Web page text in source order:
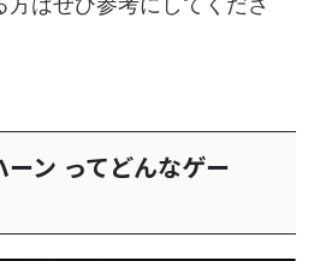
ン ってどんなゲー